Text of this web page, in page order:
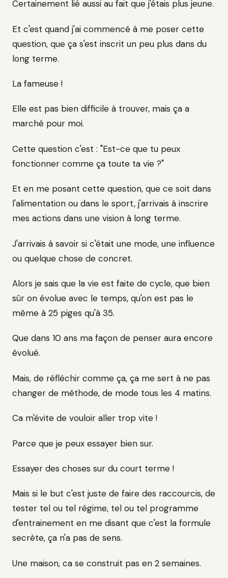
Certainement lié aussi au fait que j'étais plus jeune.
Et c'est quand j'ai commencé à me poser cette
question, que ça s'est inscrit un peu plus dans du
long terme.
La fameuse !
Elle est pas bien difficile à trouver, mais ça a
marché pour moi.
Cette question c'est : "Est-ce que tu peux
fonctionner comme ça toute ta vie ?"
Et en me posant cette question, que ce soit dans
l'alimentation ou dans le sport, j'arrivais à inscrire
mes actions dans une vision à long terme.
J'arrivais à savoir si c'était une mode, une influence
ou quelque chose de concret.
Alors je sais que la vie est faite de cycle, que bien
sûr on évolue avec le temps, qu'on est pas le
même à 25 piges qu'à 35.
Que dans 10 ans ma façon de penser aura encore
évolué.
Mais, de réfléchir comme ça, ça me sert à ne pas
changer de méthode, de mode tous les 4 matins.
Ca m'évite de vouloir aller trop vite !
Parce que je peux essayer bien sur.
Essayer des choses sur du court terme !
Mais si le but c'est juste de faire des raccourcis, de
tester tel ou tel régime, tel ou tel programme
d'entrainement en me disant que c'est la formule
secrète, ça n'a pas de sens.
Une maison, ca se construit pas en 2 semaines.